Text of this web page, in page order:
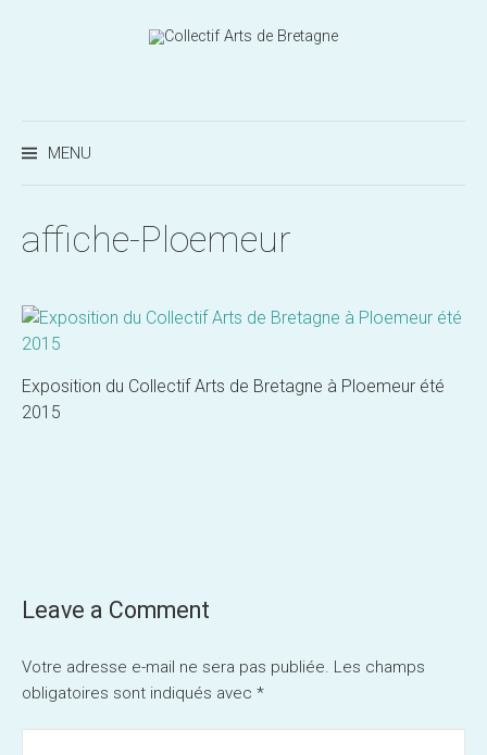
MENU
affiche-Ploemeur
Exposition du Collectif Arts de Bretagne à Ploemeur été
2015
Leave a Comment
Votre adresse e-mail ne sera pas publiée. Les champs
obligatoires sont indiqués avec *